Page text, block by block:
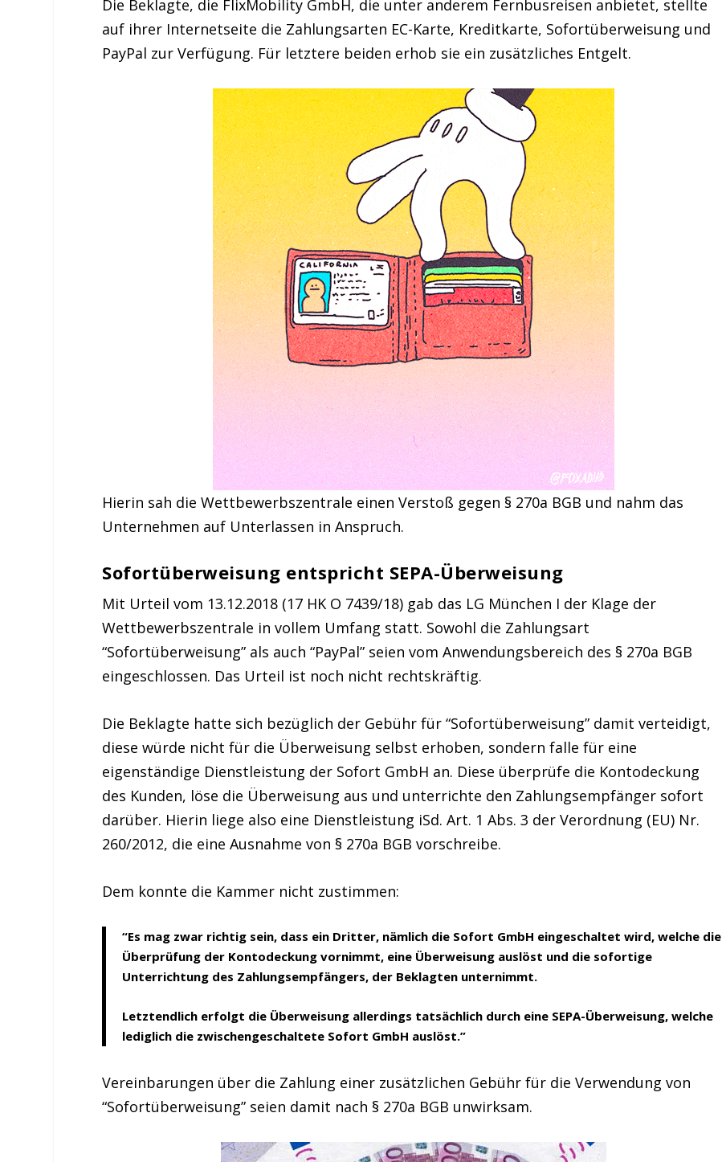
Die Beklagte, die FlixMobility GmbH, die unter anderem Fernbusreisen anbietet, stellte
auf ihrer Internetseite die Zahlungsarten EC-Karte, Kreditkarte, Sofortüberweisung und
PayPal zur Verfügung. Für letztere beiden erhob sie ein zusätzliches Entgelt.
Hierin sah die Wettbewerbszentrale einen Verstoß gegen § 270a BGB und nahm das
Unternehmen auf Unterlassen in Anspruch.
Sofortüberweisung entspricht SEPA-Überweisung
Mit Urteil vom 13.12.2018 (17 HK O 7439/18) gab das LG München I der Klage der
Wettbewerbszentrale in vollem Umfang statt. Sowohl die Zahlungsart
“Sofortüberweisung” als auch “PayPal” seien vom Anwendungsbereich des § 270a BGB
eingeschlossen. Das Urteil ist noch nicht rechtskräftig.
Die Beklagte hatte sich bezüglich der Gebühr für “Sofortüberweisung” damit verteidigt,
diese würde nicht für die Überweisung selbst erhoben, sondern falle für eine
eigenständige Dienstleistung der Sofort GmbH an. Diese überprüfe die Kontodeckung
des Kunden, löse die Überweisung aus und unterrichte den Zahlungsempfänger sofort
darüber. Hierin liege also eine Dienstleistung iSd. Art. 1 Abs. 3 der Verordnung (EU) Nr.
260/2012, die eine Ausnahme von § 270a BGB vorschreibe.
Dem konnte die Kammer nicht zustimmen:
“Es mag zwar richtig sein, dass ein Dritter, nämlich die Sofort GmbH eingeschaltet wird, welche die
Überprüfung der Kontodeckung vornimmt, eine Überweisung auslöst und die sofortige
Unterrichtung des Zahlungsempfängers, der Beklagten unternimmt.
Letztendlich erfolgt die Überweisung allerdings tatsächlich durch eine SEPA-Überweisung, welche
lediglich die zwischengeschaltete Sofort GmbH auslöst.”
Vereinbarungen über die Zahlung einer zusätzlichen Gebühr für die Verwendung von
“Sofortüberweisung” seien damit nach § 270a BGB unwirksam.